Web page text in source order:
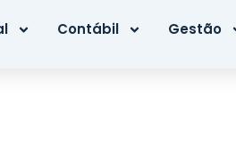
Contábil Gestão